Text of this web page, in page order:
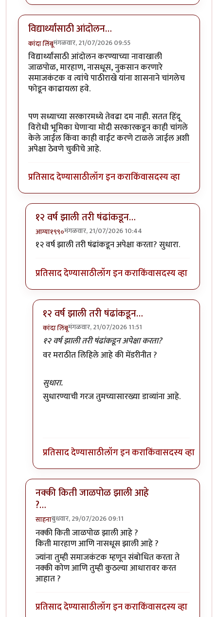
विद्यार्थ्यांसाठी आंदोलन…
कांदा लिंबूमंगळवार, 21/07/2026 09:55
विद्यार्थ्यांसाठी आंदोलन करण्याच्या नावाखाली
जाळपोळ, मारहाण, नासधूस, नुकसान करणारे
समाजकंटक व त्यांचे पाठीराखे यांना शासनाने चांगलेच
फोडून काढायला हवे.‌
पण सध्याच्या सरकारमध्ये तेवढा दम नाही. सतत हिंदू
विरोधी भूमिका घेणाऱ्या मोदी सरकारकडून काही चांगले
केले जाईल किंवा काही वाईट करणे टाळले जाईल अशी
अपेक्षा ठेवणे चुकीचे आहे.‌
प्रतिसाद देण्यासाठीलॉग इन कराकिंवासदस्य व्हा
१२ वर्ष झाली तरी षंढांकडून…
आग्या१९९०मंगळवार, 21/07/2026 10:44
In reply toविद्यार्थ्यांसाठी आंदोलन…byकांदा लिंबू
१२ वर्ष झाली तरी षंढांकडून अपेक्षा करता? सुधारा.
प्रतिसाद देण्यासाठीलॉग इन कराकिंवासदस्य व्हा
१२ वर्ष झाली तरी षंढांकडून…
कांदा लिंबूमंगळवार, 21/07/2026 11:51
In reply to१२ वर्ष झाली तरी षंढांकडून…
१२ वर्ष झाली तरी षंढांकडून अपेक्षा करता?
वर मराठीत लिहिले आहे की मेंडरीनीत ?
सुधारा.
सुधारण्याची गरज तुमच्यासारख्या डाव्यांना आहे.
प्रतिसाद देण्यासाठीलॉग इन कराकिंवासदस्य व्हा
नक्की किती जाळपोळ झाली आहे
?…
साहनाबुधवार, 29/07/2026 09:11
In reply toविद्यार्थ्यांसाठी आंदोलन…
नक्की किती जाळपोळ झाली आहे ?
किती मारहाण आणि नासधूस झाली आहे ?
ज्यांना तुम्ही समाजकंटक म्हणून संबोधित करता ते
नक्की कोण आणि तुम्ही कुठल्या आधारावर करत
आहात ?
प्रतिसाद देण्यासाठीलॉग इन कराकिंवासदस्य व्हा